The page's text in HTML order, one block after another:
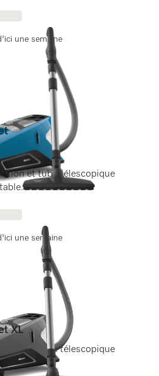
une semaine
et tube télescopique
une semaine
XL
et tube télescopique